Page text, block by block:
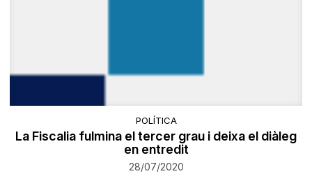
POLÍTICA
La Fiscalia fulmina el tercer grau i deixa el diàleg
en entredit
28/07/2020